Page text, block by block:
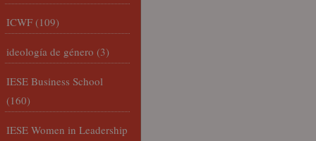
ICWF (109)
ideología de género (3)
IESE Business School
(160)
IESE Women in Leadership